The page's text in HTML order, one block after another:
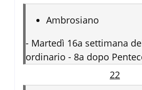
Ambrosiano
- Martedì 16a settimana
ordinario - 8a dopo
22